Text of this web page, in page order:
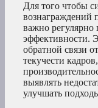
Для того чтобы
вознаграждений
важно регулярно
эффективности.
обратной связи
текучести
выявлять
улучшать